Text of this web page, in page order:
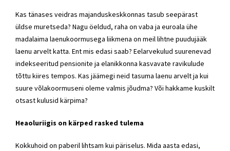
Kas tänases veidras majanduskeskkonnas tasub seepärast
üldse muretseda? Nagu öeldud, raha on vaba ja euroala ühe
madalaima laenukoormusega liikmena on meil lihtne puudujääk
laenu arvelt katta. Ent mis edasi saab? Eelarvekulud suurenevad
indekseeritud pensionite ja elanikkonna kasvavate ravikulude
tõttu kiires tempos. Kas jäämegi neid tasuma laenu arvelt ja kui
suure võlakoormuseni oleme valmis jõudma? Või hakkame kuskilt
otsast kulusid kärpima?
Heaoluriigis on kärped rasked tulema
Kokkuhoid on paberil lihtsam kui päriselus. Mida aasta edasi,